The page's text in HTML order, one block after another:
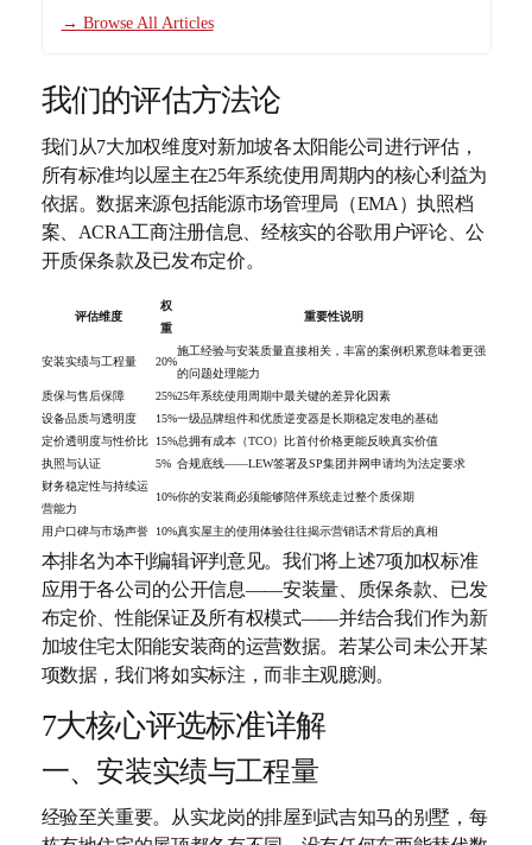
→ Browse All Articles
我们的评估方法论
我们从7大加权维度对新加坡各太阳能公司进行评估，
所有标准均以屋主在25年系统使用周期内的核心利益为
依据。数据来源包括能源市场管理局（EMA）执照档
案、ACRA工商注册信息、经核实的谷歌用户评论、公
开质保条款及已发布定价。
评估维度
权
重
重要性说明
安装实绩与工程量 20%
施工经验与安装质量直接相关，丰富的案例积累意味着更强
的问题处理能力
质保与售后保障
25%25年系统使用周期中最关键的差异化因素
设备品质与透明度
15%一级品牌组件和优质逆变器是长期稳定发电的基础
定价透明度与性价比
15%总拥有成本（TCO）比首付价格更能反映真实价值
执照与认证
5% 合规底线——LEW签署及SP集团并网申请均为法定要求
财务稳定性与持续运
营能力
10%你的安装商必须能够陪伴系统走过整个质保期
用户口碑与市场声誉 10%真实屋主的使用体验往往揭示营销话术背后的真相
本排名为本刊编辑评判意见。我们将上述7项加权标准
应用于各公司的公开信息——安装量、质保条款、已发
布定价、性能保证及所有权模式——并结合我们作为新
加坡住宅太阳能安装商的运营数据。若某公司未公开某
项数据，我们将如实标注，而非主观臆测。
7大核心评选标准详解
一、安装实绩与工程量
经验至关重要。从实龙岗的排屋到武吉知马的别墅，每